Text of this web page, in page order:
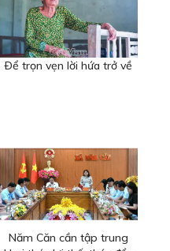
Ðể trọn vẹn lời hứa trở về
Năm Căn cần tập trung